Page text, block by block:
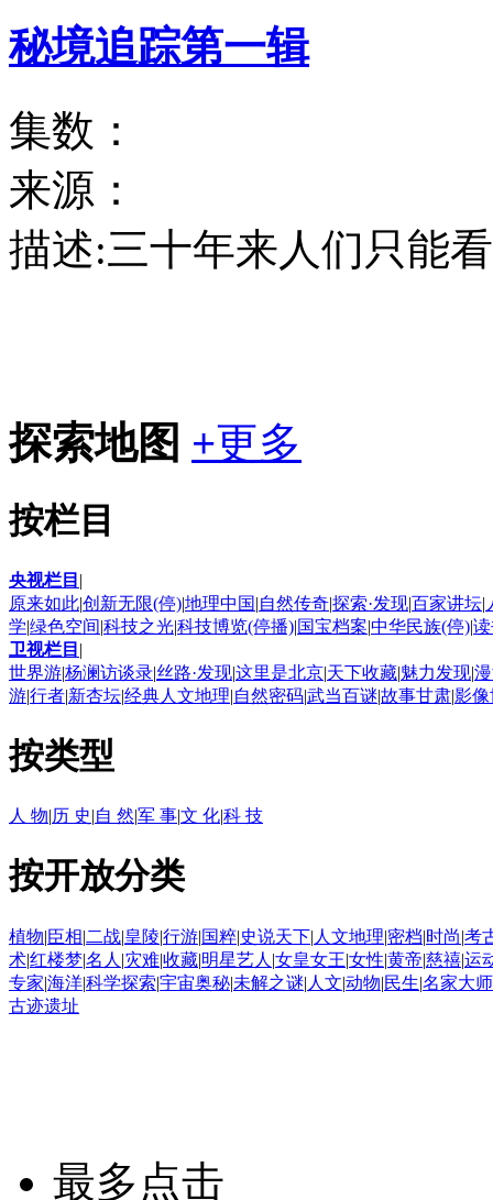
秘境追踪第一辑
集数：
来源：
描述:三十年来人们只能
探索地图 +更多
按栏目
央视栏目 |
原来如此|创新无限(停)|地理中国|自然传奇|探索·发现|百家讲坛|
学|绿色空间|科技之光|科技博览(停播)|国宝档案|中华民族(停)|
卫视栏目 |
世界游|杨澜访谈录|丝路·发现|这里是北京|天下收藏|魅力发现|
游|行者|新杏坛|经典人文地理|自然密码|武当百谜|故事甘肃|影
按类型
人 物|历 史|自 然|军 事|文 化|科 技
按开放分类
植物|臣相|二战|皇陵|行游|国粹|史说天下| 人文地理|密档|时尚|考
术|红楼梦|名人 |灾难|收藏|明星艺人 |女皇女王|女性|黄帝|慈禧|运
专家|海洋|科学探索|宇宙奥秘|未解之谜| 人文|动物|民生|名家大师
古迹遗址
最多点击